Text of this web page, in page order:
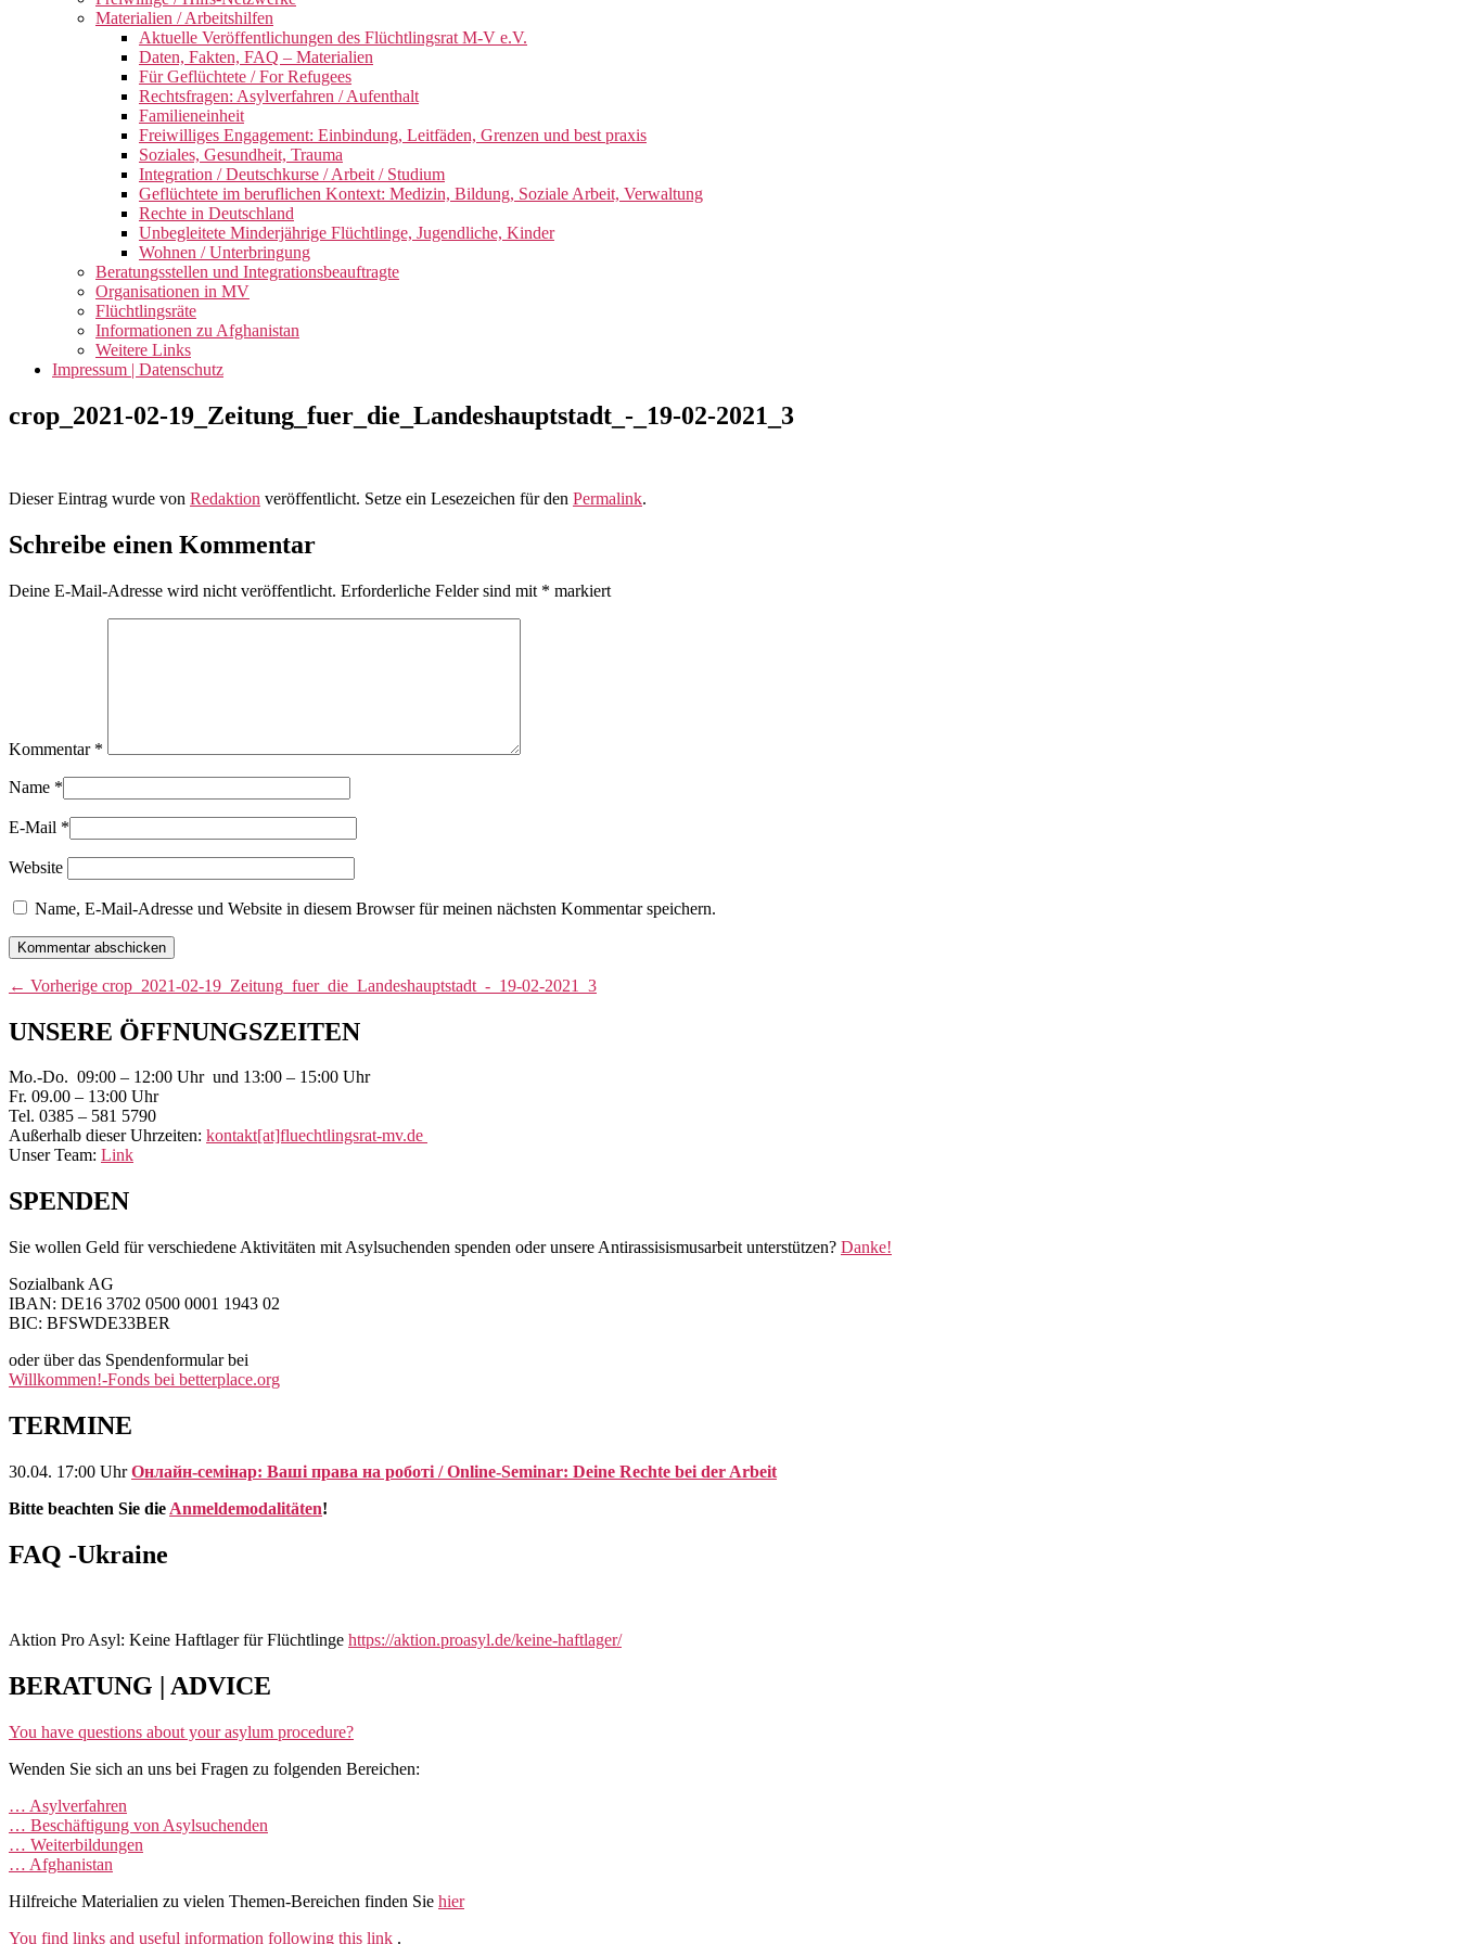
Materialien / Arbeitshilfen
Aktuelle Veröffentlichungen des Flüchtlingsrat M-V e.V.
Daten, Fakten, FAQ – Materialien
Für Geflüchtete / For Refugees
Rechtsfragen: Asylverfahren / Aufenthalt
Familieneinheit
Freiwilliges Engagement: Einbindung, Leitfäden, Grenzen und best praxis
Soziales, Gesundheit, Trauma
Integration / Deutschkurse / Arbeit / Studium
Geflüchtete im beruflichen Kontext: Medizin, Bildung, Soziale Arbeit, Verwaltung
Rechte in Deutschland
Unbegleitete Minderjährige Flüchtlinge, Jugendliche, Kinder
Wohnen / Unterbringung
Beratungsstellen und Integrationsbeauftragte
Organisationen in MV
Flüchtlingsräte
Informationen zu Afghanistan
Weitere Links
Impressum | Datenschutz
crop_2021-02-19_Zeitung_fuer_die_Landeshauptstadt_-_19-02-2021_3
Dieser Eintrag wurde von Redaktion veröffentlicht. Setze ein Lesezeichen für den Permalink.
Schreibe einen Kommentar
Deine E-Mail-Adresse wird nicht veröffentlicht. Erforderliche Felder sind mit * markiert
Kommentar *
Name *
E-Mail *
Website
Name, E-Mail-Adresse und Website in diesem Browser für meinen nächsten Kommentar speichern.
Beitragsnavigation
← Vorherige Vorheriger
crop_2021-02-19_Zeitung_fuer_die_Landeshauptstadt_-_19-02-2021_3
Primärer
Widgetbereich
UNSERE ÖFFNUNGSZEITEN
Mo.-Do. 09:00 – 12:00 Uhr und 13:00 – 15:00 Uhr
Fr. 09.00 – 13:00 Uhr
Tel. 0385 – 581 5790
Außerhalb dieser Uhrzeiten: kontakt[at]fluechtlingsrat-mv.de
Unser Team: Link
SPENDEN
Sie wollen Geld für verschiedene Aktivitäten mit Asylsuchenden spenden oder unsere Antirassisismusarbeit unterstützen? Danke!
Sozialbank AG
IBAN: DE16 3702 0500 0001 1943 02
BIC: BFSWDE33BER
oder über das Spendenformular bei
Willkommen!-Fonds bei betterplace.org
TERMINE
30.04. 17:00 UhrОнлайн-семінар: Ваші права на роботі / Online-Seminar: Deine Rechte bei der Arbeit
Bitte beachten Sie die Anmeldemodalitäten!
FAQ -Ukraine
Aktion Pro Asyl: Keine Haftlager für Flüchtlinge https://aktion.proasyl.de/keine-haftlager/
BERATUNG | ADVICE
You have questions about your asylum procedure?
Wenden Sie sich an uns bei Fragen zu folgenden Bereichen:
… Asylverfahren
… Beschäftigung von Asylsuchenden
… Weiterbildungen
… Afghanistan
Hilfreiche Materialien zu vielen Themen-Bereichen finden Sie hier
You find links and useful information following this link .